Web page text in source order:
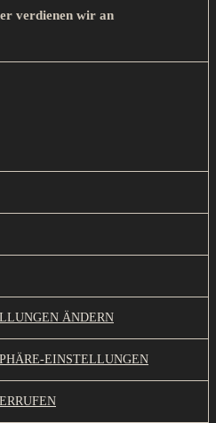
verdienen wir an
ÄNDERN
EINSTELLUNGEN